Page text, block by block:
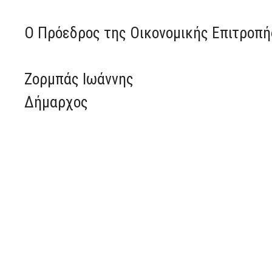
Ο Πρόεδρος της Οικονομικής
Ζορμπάς Ιωάννης
Δήμαρχος